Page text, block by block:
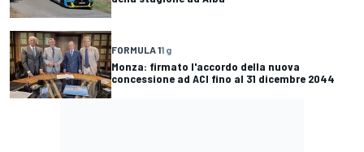
FORMULA 11 g
Monza: firmato l'accordo della nuova
concessione ad ACI fino al 31 dicembre 2044